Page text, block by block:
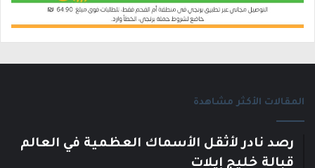
المقالات الأكثر مشاهدة
رصد نادر لأثقل الأسماك العظمية في العالم
قبالة خليج إيلات